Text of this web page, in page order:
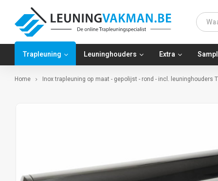
Trapleuning Leuninghouders Extra
Home Inox trapleuning op maat - gepolijst - rond - incl. leuninghouders